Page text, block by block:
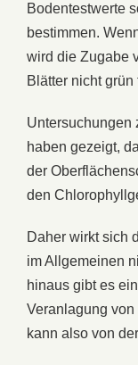
Bodentestwerte
bestimmen.
wird die Zugabe
Blätter nicht grün
Untersuchungen
haben gezeigt,
der
den
Daher wirkt sich
im Allgemeinen
hinaus gibt es
Veranlagung
kann also von